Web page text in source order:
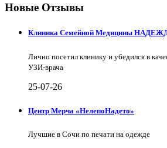
Новые Отзывы
Клиника Семейной Медицины
Лично посетил клинику и убедился в
УЗИ-врача
25-07-26
Центр Мерча «НелепоНадето»
Лучшие в Сочи по печати на одежде